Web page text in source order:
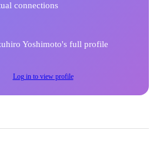
connections
Yoshimoto's full profile
Log in to view profile